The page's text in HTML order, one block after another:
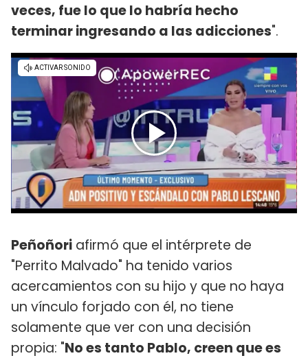
veces, fue lo que lo habría hecho
terminar ingresando a las adicciones".
Peñoñori afirmó que el intérprete de
"Perrito Malvado" ha tenido varios
acercamientos con su hijo y que no haya
un vínculo forjado con él, no tiene
solamente que ver con una decisión
propia: "No es tanto Pablo, creen que es